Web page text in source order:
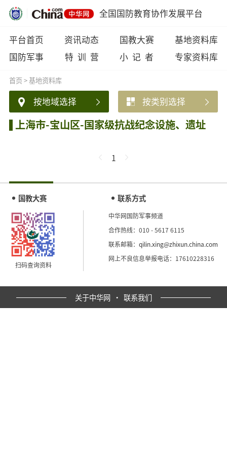
全国国防教育协作发展平台
平台首页 资讯动态 国教大赛
基地资料库
国防军事
特 训 营 小 记 者 专家资料库
首页>基地资料库
按地域选择 按类别选择
上海市-宝山区-国家级抗战纪念设施、遗址
1
国教大赛
扫码查询资料
联系方式
中华网国防军事频道
合作热线：010 - 5617 6115
联系邮箱：qilin.xing@zhixun.china.com
网上不良信息举报电话：17610228316
关于中华网 · 联系我们